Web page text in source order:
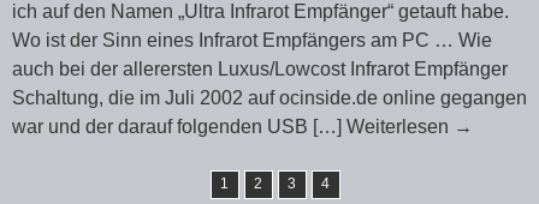
ich auf den Namen „Ultra Infrarot Empfänger“ getauft habe.
Wo ist der Sinn eines Infrarot Empfängers am PC … Wie
auch bei der allerersten Luxus/Lowcost Infrarot Empfänger
Schaltung, die im Juli 2002 auf ocinside.de online gegangen
war und der darauf folgenden USB […] Weiterlesen →
1 2 3 4